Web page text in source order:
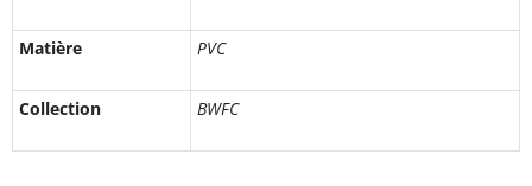
Matière PVC
Collection BWFC